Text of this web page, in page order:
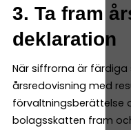
3. Ta fram
deklaration
När siffrorna är
årsredovisning med
förvaltningsberättelse
bolagsskatten fram